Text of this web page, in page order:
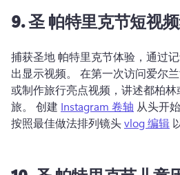
9.圣帕特里克节短视
捕获圣地 帕特里克节体验，通过
出显示视频。 在第一次访问爱尔
或制作旅行亮点视频，讲述都柏
旅。 创建 Instagram 卷轴 从头开
按照最佳做法排列镜头 vlog 编辑